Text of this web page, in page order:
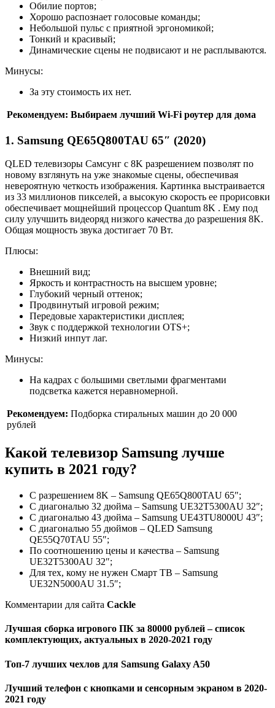
Обилие портов;
Хорошо распознает голосовые команды;
Небольшой пульс с приятной эргономикой;
Тонкий и красивый;
Динамические сцены не подвисают и не расплываются.
Минусы:
За эту стоимость их нет.
Рекомендуем: Выбираем лучший Wi-Fi роутер для дома
1. Samsung QE65Q800TAU 65″ (2020)
QLED телевизоры Самсунг с 8K разрешением позволят по
новому взглянуть на уже знакомые сцены, обеспечивая
невероятную четкость изображения. Картинка выстраивается
из 33 миллионов пикселей, а высокую скорость ее прорисовки
обеспечивает мощнейший процессор Quantum 8K . Ему под
силу улучшить видеоряд низкого качества до разрешения 8K.
Общая мощность звука достигает 70 Вт.
Плюсы:
Внешний вид;
Яркость и контрастность на высшем уровне;
Глубокий черный оттенок;
Продвинутый игровой режим;
Передовые характеристики дисплея;
Звук с поддержкой технологии OTS+;
Низкий инпут лаг.
Минусы:
На кадрах с большими светлыми фрагментами
подсветка кажется неравномерной.
Рекомендуем: Подборка стиральных машин до 20 000
рублей
Какой телевизор Samsung лучше
купить в 2021 году?
С разрешением 8K – Samsung QE65Q800TAU 65″;
С диагональю 32 дюйма – Samsung UE32T5300AU 32″;
С диагональю 43 дюйма – Samsung UE43TU8000U 43″;
С диагональю 55 дюймов – QLED Samsung
QE55Q70TAU 55″;
По соотношению цены и качества – Samsung
UE32T5300AU 32″;
Для тех, кому не нужен Смарт ТВ – Samsung
UE32N5000AU 31.5″;
Комментарии для сайта Cackle
Лучшая сборка игрового ПК за 80000 рублей – список
комплектующих, актуальных в 2020-2021 году
Топ-7 лучших чехлов для Samsung Galaxy A50
Лучший телефон с кнопками и сенсорным экраном в 2020-
2021 году